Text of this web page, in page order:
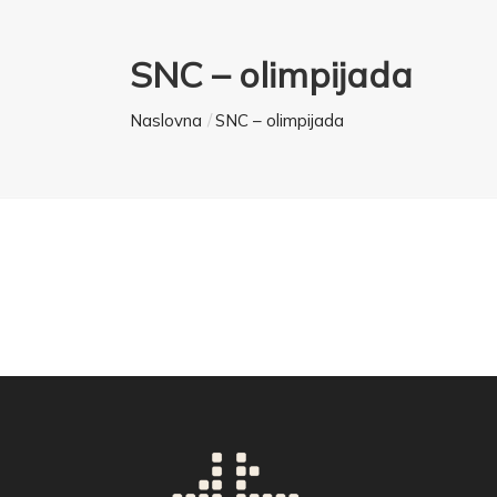
SNC – olimpijada
Naslovna SNC – olimpijada